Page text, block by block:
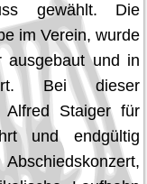
gewählt. Die
im Verein, wurde
ausgebaut und in
Bei dieser
Alfred Staiger für
und endgültig